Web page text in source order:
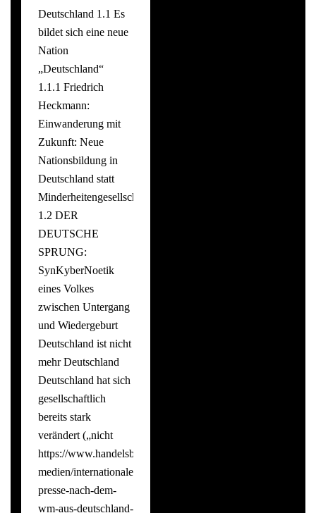
Deutschland 1.1 Es
bildet sich eine neue
Nation
„Deutschland“
1.1.1 Friedrich
Heckmann:
Einwanderung mit
Zukunft: Neue
Nationsbildung in
Deutschland statt
Minderheitengesellschaft
1.2 DER
DEUTSCHE
SPRUNG:
SynKyberNoetik
eines Volkes
zwischen Untergang
und Wiedergeburt
Deutschland ist nicht
mehr Deutschland
Deutschland hat sich
gesellschaftlich
bereits stark
verändert („nicht
https://www.handelsblatt.com/unternehmen/it-
medien/internationale-
presse-nach-dem-
wm-aus-deutschland-